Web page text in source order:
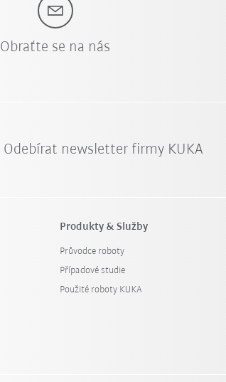
Obraťte se na nás
Odebírat newsletter firmy KUKA
Produkty & Služby
Průvodce roboty
Případové studie
Použité roboty KUKA